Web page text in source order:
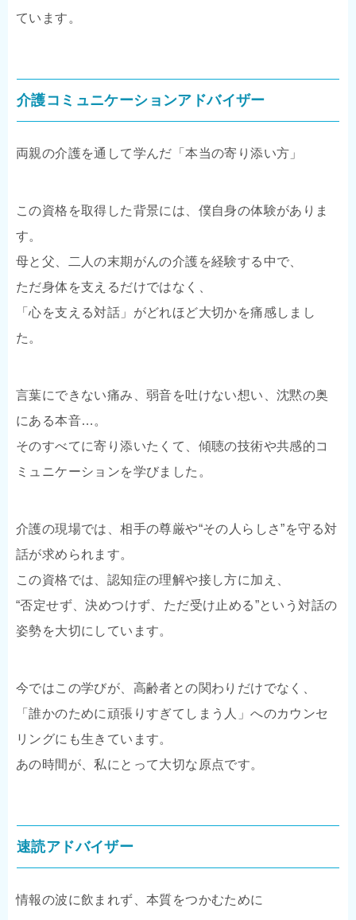
ています。
介護コミュニケーションアドバイザー
両親の介護を通して学んだ「本当の寄り添い方」
この資格を取得した背景には、僕自身の体験がありま
す。
母と父、二人の末期がんの介護を経験する中で、
ただ身体を支えるだけではなく、
「心を支える対話」がどれほど大切かを痛感しまし
た。
言葉にできない痛み、弱音を吐けない想い、沈黙の奥
にある本音…。
そのすべてに寄り添いたくて、傾聴の技術や共感的コ
ミュニケーションを学びました。
介護の現場では、相手の尊厳や“その人らしさ”を守る対
話が求められます。
この資格では、認知症の理解や接し方に加え、
“否定せず、決めつけず、ただ受け止める”という対話の
姿勢を大切にしています。
今ではこの学びが、高齢者との関わりだけでなく、
「誰かのために頑張りすぎてしまう人」へのカウンセ
リングにも生きています。
あの時間が、私にとって大切な原点です。
速読アドバイザー
情報の波に飲まれず、本質をつかむために